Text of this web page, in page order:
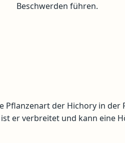
Beschwerden führen.
Pflanzenart der Hichory in der
er verbreitet und kann eine